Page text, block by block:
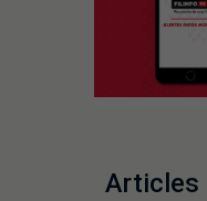
Articles